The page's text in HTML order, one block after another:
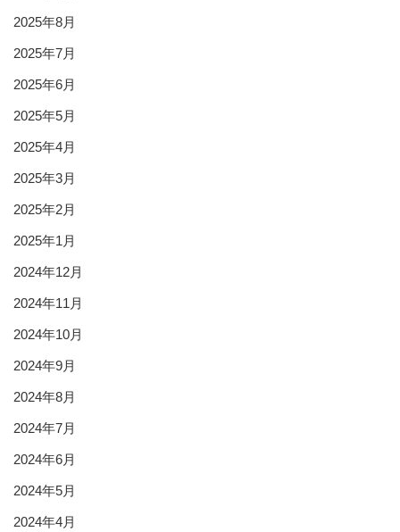
2025年8月
2025年7月
2025年6月
2025年5月
2025年4月
2025年3月
2025年2月
2025年1月
2024年12月
2024年11月
2024年10月
2024年9月
2024年8月
2024年7月
2024年6月
2024年5月
2024年4月